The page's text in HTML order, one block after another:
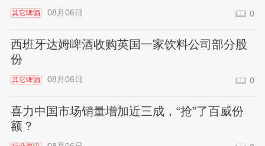
其它啤酒 08月06日 0
西班牙达姆啤酒收购英国一家饮料公司部分股
份
其它啤酒 08月06日 0
喜力中国市场销量增加近三成，“抢”了百威份
额？